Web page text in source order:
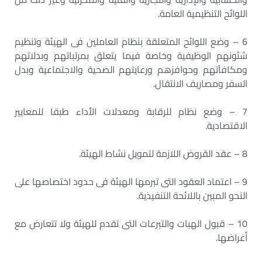
اللوائح التنظيمية العامة.
6 – وضع اللوائح المتعلقة بنظام العاملين فى الهيئة وتنظيم
شئونهم الوظيفية وخاصة فيما يتعلق بمرتباتهم وبدلاتهم
ومكافآتهم وحوافزهم ورعايتهم الصحية والاجتماعية وبدل
السفر ومصاريف الانتقال.
7 – وضع نظام للرقابة ومعدلات الأداء طبقا للمعايير
الاقتصادية.
8 – عقد القروض اللازمة لتمويل نشاط الهيئة.
9 – اعتماد العقود التى تبرمها الهيئة فى حدود اختصاصها على
النحو المبين باللائحة التنفيذية.
10 – قبول الهبات والتبرعات التى تقدم للهيئة ولا تتعارض مع
أغراضها.